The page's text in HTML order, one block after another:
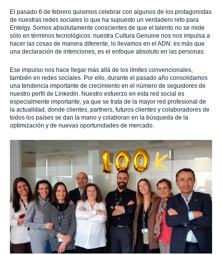
El pasado 6 de febrero quisimos celebrar con algunos de los protagonistas
de nuestras redes sociales lo que ha supuesto un verdadero reto para
Entelgy. Somos absolutamente conscientes de que el talento no se mide
sólo en términos tecnológicos: nuestra Cultura Genuine nos nos impulsa a
hacer las cosas de manera diferente, lo llevamos en el ADN: es más que
una declaración de intenciones, es el enfoque absoluto en las personas.
Ese impulso nos hace llegar más allá de los límites convencionales,
también en redes sociales. Por ello, durante el pasado año consolidamos
una tendencia importante de crecimiento en el número de seguidores de
nuestro perfil de Linkedin. Nuestro esfuerzo en esta red social es
especialmente importante, ya que se trata de la mayor red profesional de
la actualidad, donde clientes, partners, futuros clientes y colaboradores de
todos los países se dan la mano y colaboran en la búsqueda de la
optimización y de nuevas oportunidades de mercado.